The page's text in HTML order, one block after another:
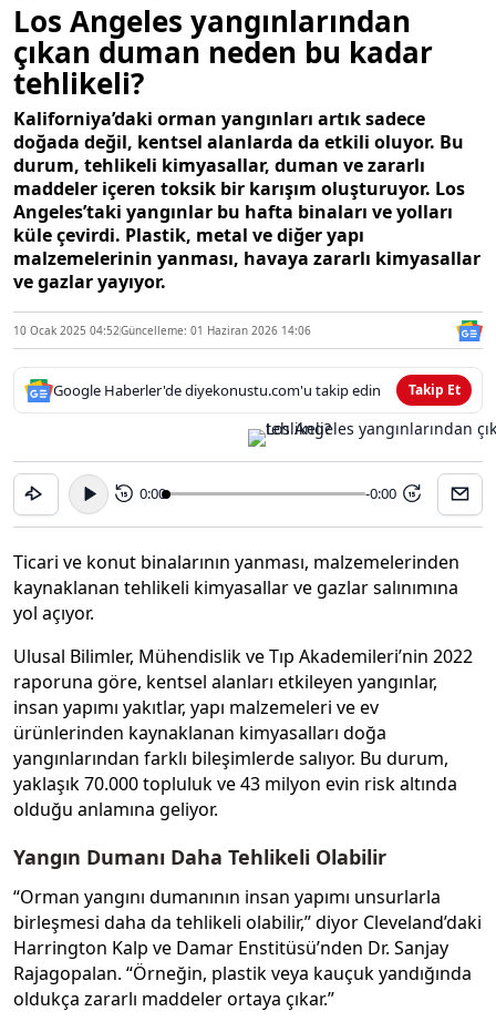
Los Angeles yangınlarından
çıkan duman neden bu kadar
tehlikeli?
Kaliforniya’daki orman yangınları artık sadece
doğada değil, kentsel alanlarda da etkili oluyor. Bu
durum, tehlikeli kimyasallar, duman ve zararlı
maddeler içeren toksik bir karışım oluşturuyor. Los
Angeles’taki yangınlar bu hafta binaları ve yolları
küle çevirdi. Plastik, metal ve diğer yapı
malzemelerinin yanması, havaya zararlı kimyasallar
ve gazlar yayıyor.
10 Ocak 2025 04:52Güncelleme: 01 Haziran 2026 14:06
Google Haberler'de diyekonustu.com'u takip edin Takip Et
15 0:00 -0:00 15
Ticari ve konut binalarının yanması, malzemelerinden
kaynaklanan tehlikeli kimyasallar ve gazlar salınımına
yol açıyor.
Ulusal Bilimler, Mühendislik ve Tıp Akademileri’nin 2022
raporuna göre, kentsel alanları etkileyen yangınlar,
insan yapımı yakıtlar, yapı malzemeleri ve ev
ürünlerinden kaynaklanan kimyasalları doğa
yangınlarından farklı bileşimlerde salıyor. Bu durum,
yaklaşık 70.000 topluluk ve 43 milyon evin risk altında
olduğu anlamına geliyor.
Yangın Dumanı Daha Tehlikeli Olabilir
“Orman yangını dumanının insan yapımı unsurlarla
birleşmesi daha da tehlikeli olabilir,” diyor Cleveland’daki
Harrington Kalp ve Damar Enstitüsü’nden Dr. Sanjay
Rajagopalan. “Örneğin, plastik veya kauçuk yandığında
oldukça zararlı maddeler ortaya çıkar.”